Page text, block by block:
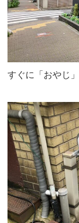
すぐに「おやじ